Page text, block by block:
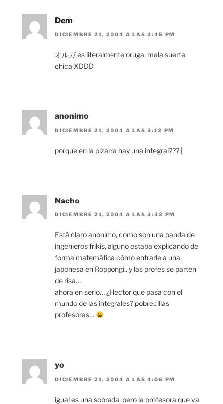
Dem
DICIEMBRE 21, 2004 A LAS 2:45 PM
オルガ es literalmente oruga, mala suerte
chica XDDD
anonimo
DICIEMBRE 21, 2004 A LAS 3:12 PM
porque en la pizarra hay una integral???:|
Nacho
DICIEMBRE 21, 2004 A LAS 3:32 PM
Está claro anonimo, como son una panda de
ingenieros frikis, alguno estaba explicando de
forma matemática cómo entrarle a una
japonesa en Roppongi.. y las profes se parten
de risa…
ahora en serio… ¿Hector que pasa con el
mundo de las integrales? pobrecillas
profesoras…
yo
DICIEMBRE 21, 2004 A LAS 4:06 PM
igual es una sobrada, pero la profesora que va